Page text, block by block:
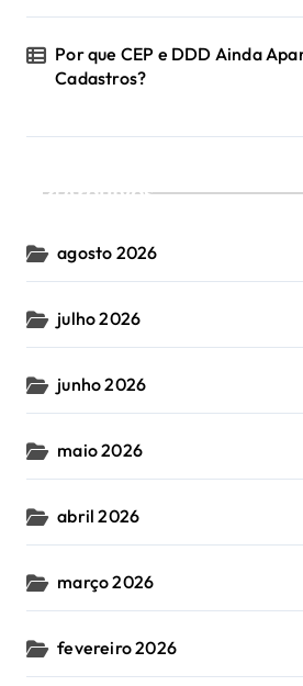
Por que CEP e DDD Ainda
Cadastros?
Arquivos
agosto 2026
julho 2026
junho 2026
maio 2026
abril 2026
março 2026
fevereiro 2026